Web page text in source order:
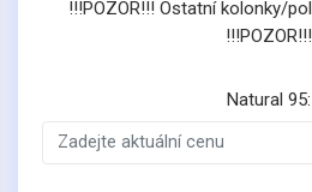
!!!POZOR!!! Ostatní kolonky/
!!!POZOR!!!
Natural 95: